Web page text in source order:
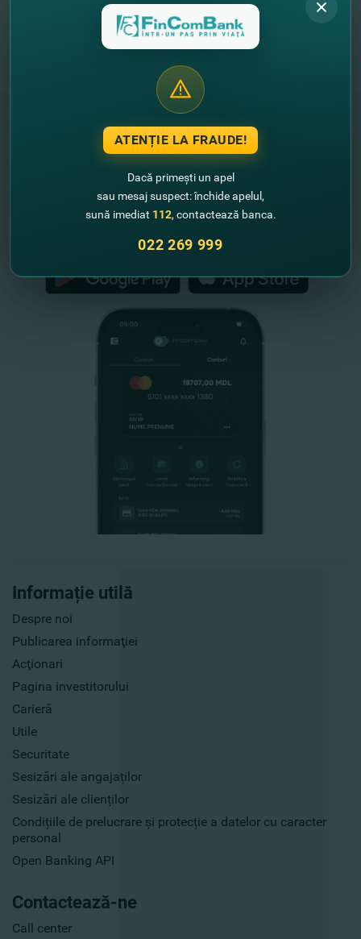
Informație utilă
Despre noi
Publicarea informaţiei
Acţionari
Pagina investitorului
Carieră
Utile
Securitate
Sesizări ale angajaților
Sesizări ale clienților
Condițiile de prelucrare și protecție a datelor cu caracter
personal
Open Banking API
Contactează-ne
Call center
"FinComBank" S.A. este membră a
Schemei de Garantare a Depozitelor
din Republica Moldova
ATENȚIE LA FRAUDE!
Dacă primești un apel
sau mesaj suspect: închide apelul,
sună imediat 112, contactează banca.
022 269 999